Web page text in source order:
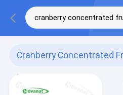
Cranberry Concentrated
Powder